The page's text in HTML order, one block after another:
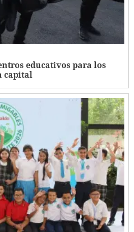
educativos para los
capital